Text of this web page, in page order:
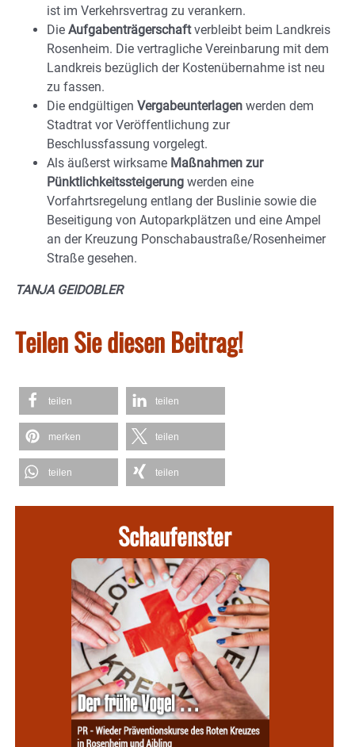
ist im Verkehrsvertrag zu verankern.
Die Aufgabenträgerschaftverbleibt beim Landkreis
Rosenheim. Die vertragliche Vereinbarung mit dem
Landkreis bezüglich der Kostenübernahme ist neu
zu fassen.
Die endgültigen Vergabeunterlagen werden dem
Stadtrat vor Veröffentlichung zur
Beschlussfassung vorgelegt.
Als äußerst wirksame Maßnahmen zur
Pünktlichkeitssteigerung werden eine
Vorfahrtsregelung entlang der Buslinie sowie die
Beseitigung von Autoparkplätzen und eine Ampel
an der Kreuzung Ponschabaustraße/Rosenheimer
Straße gesehen.
TANJA GEIDOBLER
Teilen Sie diesen Beitrag!
teilen teilen
merken teilen
teilen teilen
Schaufenster